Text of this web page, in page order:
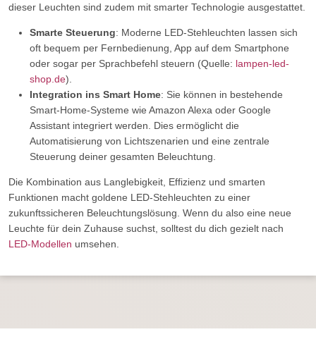
dieser Leuchten sind zudem mit smarter Technologie ausgestattet.
Smarte Steuerung: Moderne LED-Stehleuchten lassen sich
oft bequem per Fernbedienung, App auf dem Smartphone
oder sogar per Sprachbefehl steuern (Quelle: lampen-led-
shop.de).
Integration ins Smart Home: Sie können in bestehende
Smart-Home-Systeme wie Amazon Alexa oder Google
Assistant integriert werden. Dies ermöglicht die
Automatisierung von Lichtszenarien und eine zentrale
Steuerung deiner gesamten Beleuchtung.
Die Kombination aus Langlebigkeit, Effizienz und smarten
Funktionen macht goldene LED-Stehleuchten zu einer
zukunftssicheren Beleuchtungslösung. Wenn du also eine neue
Leuchte für dein Zuhause suchst, solltest du dich gezielt nach
LED-Modellen umsehen.